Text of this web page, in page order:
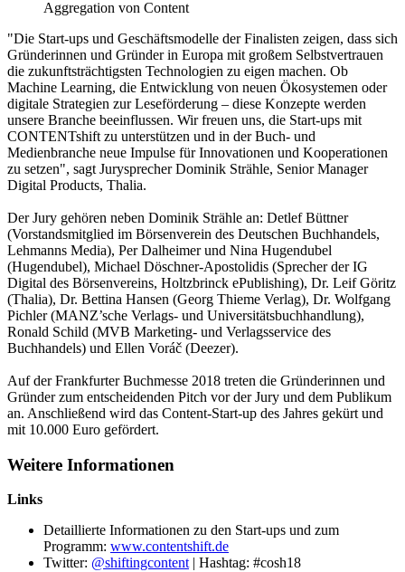
Aggregation von Content
"Die Start-ups und Geschäftsmodelle der Finalisten zeigen, dass sich
Gründerinnen und Gründer in Europa mit großem Selbstvertrauen
die zukunftsträchtigsten Technologien zu eigen machen. Ob
Machine Learning, die Entwicklung von neuen Ökosystemen oder
digitale Strategien zur Leseförderung – diese Konzepte werden
unsere Branche beeinflussen. Wir freuen uns, die Start-ups mit
CONTENTshift zu unterstützen und in der Buch- und
Medienbranche neue Impulse für Innovationen und Kooperationen
zu setzen", sagt Jurysprecher Dominik Strähle, Senior Manager
Digital Products, Thalia.
Der Jury gehören neben Dominik Strähle an: Detlef Büttner
(Vorstandsmitglied im Börsenverein des Deutschen Buchhandels,
Lehmanns Media), Per Dalheimer und Nina Hugendubel
(Hugendubel), Michael Döschner-Apostolidis (Sprecher der IG
Digital des Börsenvereins, Holtzbrinck ePublishing), Dr. Leif Göritz
(Thalia), Dr. Bettina Hansen (Georg Thieme Verlag), Dr. Wolfgang
Pichler (MANZ’sche Verlags- und Universitätsbuchhandlung),
Ronald Schild (MVB Marketing- und Verlagsservice des
Buchhandels) und Ellen Voráč (Deezer).
Auf der Frankfurter Buchmesse 2018 treten die Gründerinnen und
Gründer zum entscheidenden Pitch vor der Jury und dem Publikum
an. Anschließend wird das Content-Start-up des Jahres gekürt und
mit 10.000 Euro gefördert.
Weitere Informationen
Links
Detaillierte Informationen zu den Start-ups und zum
Programm: www.contentshift.de
Twitter: @shiftingcontent | Hashtag: #cosh18